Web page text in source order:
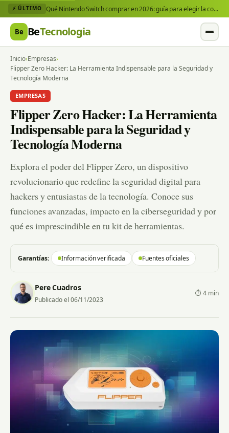
⚡ ÚLTIMO Qué Nintendo Switch comprar en 2026: guía para elegir la consola y los juegos que necesitas
Be BeTecnologia
Inicio›Empresas›
Flipper Zero Hacker: La Herramienta Indispensable para la Seguridad y
Tecnología Moderna
EMPRESAS
Flipper Zero Hacker: La Herramienta
Indispensable para la Seguridad y
Tecnología Moderna
Explora el poder del Flipper Zero, un dispositivo
revolucionario que redefine la seguridad digital para
hackers y entusiastas de la tecnología. Conoce sus
funciones avanzadas, impacto en la ciberseguridad y por
qué es imprescindible en tu kit de herramientas.
Garantías: Información verificada Fuentes oficiales
Pere Cuadros
Publicado el 06/11/2023
⏱ 4 min